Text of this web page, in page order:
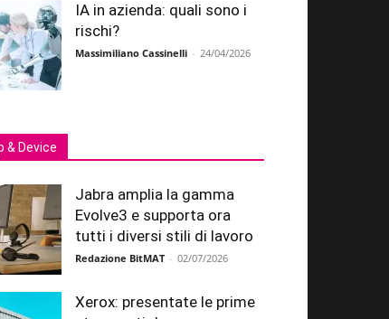
IA in azienda: quali sono i
rischi?
Massimiliano Cassinelli - 24/04/2026
& Device
Jabra amplia la gamma
Evolve3 e supporta ora
tutti i diversi stili di lavoro
Redazione BitMAT - 02/07/2026
Xerox: presentate le prime